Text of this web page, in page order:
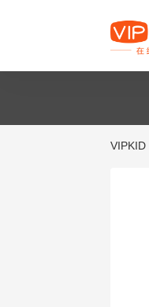
VIPKID